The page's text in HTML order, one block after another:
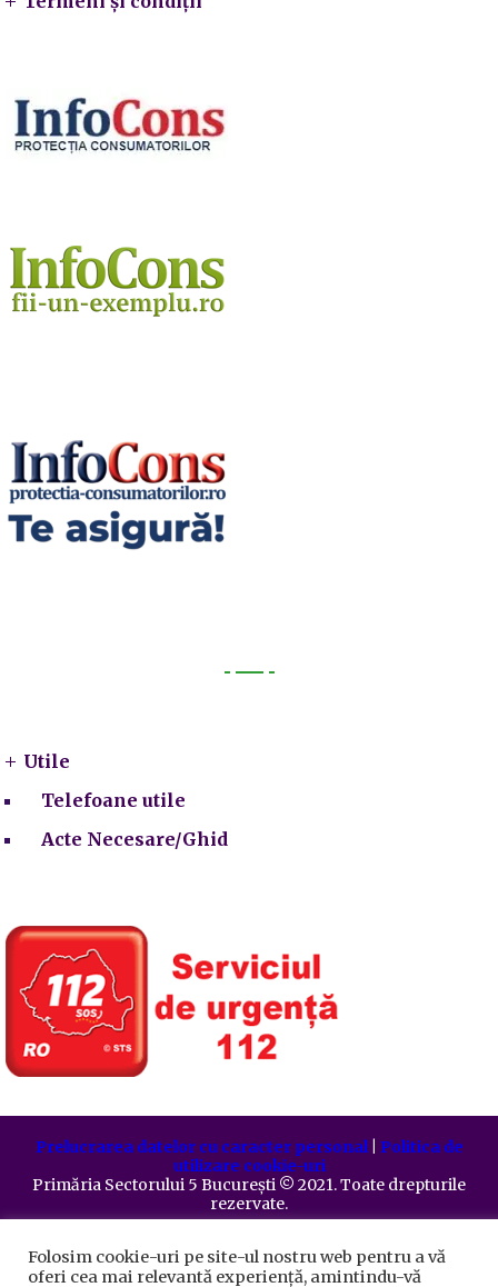
Utile
Telefoane utile
Acte Necesare/Ghid
Prelucrarea datelor cu caracter personal| Politica de
utilizare cookie-uri
Primăria Sectorului 5 București ©️ 2021. Toate drepturile
rezervate.
Folosim cookie-uri pe site-ul nostru web pentru a vă
oferi cea mai relevantă experiență, amintindu-vă